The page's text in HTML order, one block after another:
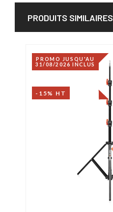
PRODUITS SIMILAIRES
PROMO JUSQU'AU
31/08/2026 INCLUS
-15% HT